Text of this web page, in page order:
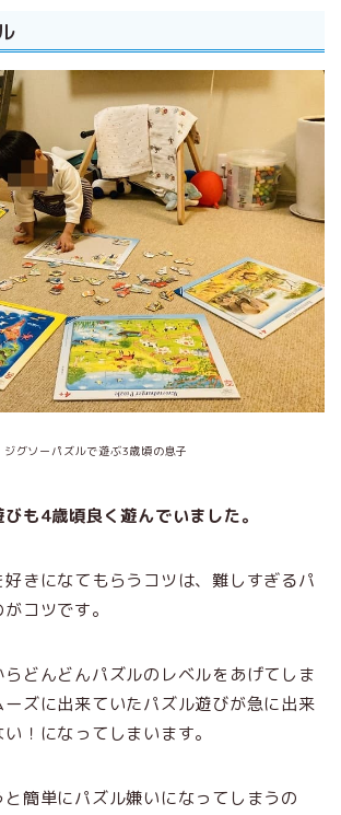
ジグソーパズルで遊ぶ3歳頃の息子
も4歳頃良く遊んでいました。
きになてもらうコツは、難しすぎるパ
コツです。
どんどんパズルのレベルをあげてしま
ズに出来ていたパズル遊びが急に出来
！になってしまいます。
簡単にパズル嫌いになってしまうの